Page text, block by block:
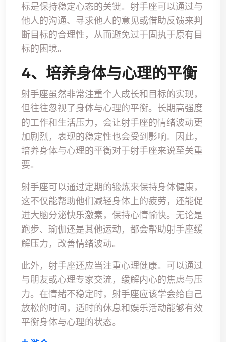
标是保持稳定心态的关键。射手座可以通过与
他人的沟通、寻求他人的意见或借助反馈来判
断目标的合理性，从而避免过于固执于原有目
标的困境。
4、培养身体与心理的平衡
射手座虽然非常注重个人成长和目标的实现，
但往往忽视了身体与心理的平衡。长期高强度
的工作和生活压力，会让射手座的情绪波动更
加剧烈，表现的稳定性也会受到影响。因此，
培养身体与心理的平衡对于射手座来说至关重
要。
射手座可以通过定期的锻炼来保持身体健康，
这不仅能帮助他们减轻身体上的疲劳，还能促
进大脑分泌快乐激素，保持心情愉快。无论是
跑步、瑜伽还是其他运动，都会帮助射手座缓
解压力，改善情绪波动。
此外，射手座还应当注重心理健康。可以通过
与朋友或心理专家交流，缓解内心的焦虑与压
力。在情绪不稳定时，射手座应该学会给自己
放松的时间，适时的休息和娱乐活动能够有效
平衡身体与心理的状态。